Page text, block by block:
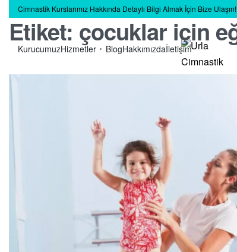
Cimnastik Kurslarımız Hakkında Detaylı Bilgi Almak İçin Bize Ulaşın!
KurucumuzHizmetler BlogHakkımızdaİletişim
Etiket: çocuklar için